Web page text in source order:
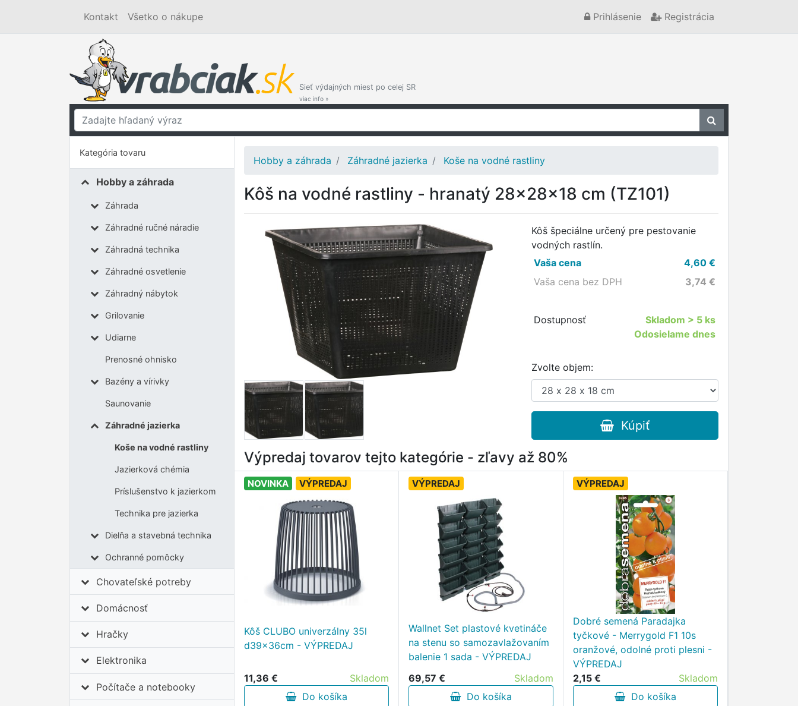
Kontakt Všetko o nákupe Prihlásenie Registrácia
Sieť výdajných miest po celej SR
viac info »
Kategória tovaru
Hobby a záhrada
Záhrada
Záhradné ručné náradie
Záhradná technika
Záhradné osvetlenie
Záhradný nábytok
Grilovanie
Udiarne
Prenosné ohnisko
Bazény a vírivky
Saunovanie
Záhradné jazierka
Koše na vodné rastliny
Jazierková chémia
Príslušenstvo k jazierkom
Technika pre jazierka
Dielňa a stavebná technika
Ochranné pomôcky
Chovateľské potreby
Domácnosť
Hračky
Elektronika
Počítače a notebooky
Hobby a záhrada Záhradné jazierka Koše na vodné rastliny
Kôš na vodné rastliny - hranatý 28x28x18 cm (TZ101)
Kôš špeciálne určený pre pestovanie
vodných rastlín.
Vaša cena
4,60€
Vaša cena bez DPH
3,74 €
Dostupnosť Skladom > 5 ks
Odosielame dnes
Zvolte objem:
Kúpiť
Výpredaj tovarov tejto kategórie - zľavy až 80%
NOVINKA VÝPREDAJ
Kôš CLUBO univerzálny 35l
d39x36cm - VÝPREDAJ
11,36 €
Skladom
Do košíka
VÝPREDAJ
Wallnet Set plastové kvetináče
na stenu so samozavlažovaním
balenie 1 sada - VÝPREDAJ
69,57 €
Skladom
Do košíka
VÝPREDAJ
Dobré semená Paradajka
tyčkové - Merrygold F1 10s
oranžové, odolné proti plesni -
VÝPREDAJ
2,15 €
Skladom
Do košíka